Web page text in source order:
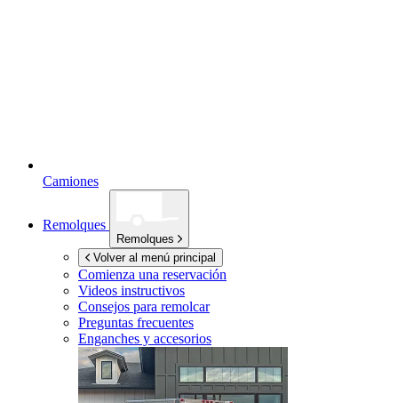
Camiones
Remolques
Remolques
Volver al menú principal
Comienza una reservación
Videos instructivos
Consejos para remolcar
Preguntas frecuentes
Enganches y accesorios